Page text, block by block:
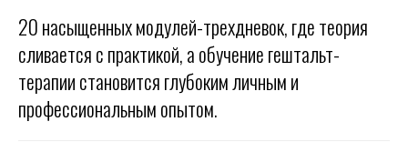
20 насыщенных модулей-трехдневок, где теория
сливается с практикой, а обучение гештальт-
терапии становится глубоким личным и
профессиональным опытом.